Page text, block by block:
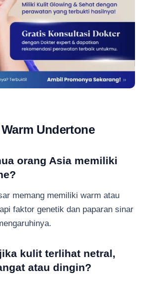
Undertone
orang Asia memiliki
memang memiliki warm atau
faktor genetik dan paparan sinar
kulit terlihat netral,
atau dingin?